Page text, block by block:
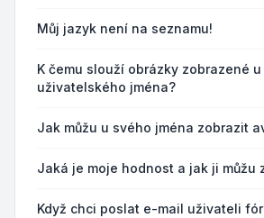
Můj jazyk není na seznamu!
K čemu slouží obrázky zobrazené u
uživatelského jména?
Jak můžu u svého jména zobrazit
Jaká je moje hodnost a jak ji můžu
Když chci poslat e-mail uživateli